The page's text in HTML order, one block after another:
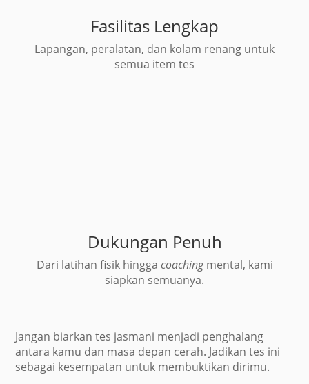
Fasilitas Lengkap
Lapangan, peralatan, dan kolam renang untuk
semua item tes
Dukungan Penuh
Dari latihan fisik hingga coachingmental, kami
siapkan semuanya.
Jangan biarkan tes jasmani menjadi penghalang
antara kamu dan masa depan cerah. Jadikan tes ini
sebagai kesempatan untuk membuktikan dirimu.